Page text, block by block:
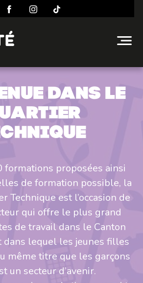
dans le
formations proposées ainsi
de formation possible, la
Technique est l’occasion de
qui offre le plus grand
de travail dans le Canton
dans lequel les jeunes filles
même titre que les garçons
un secteur d’avenir.